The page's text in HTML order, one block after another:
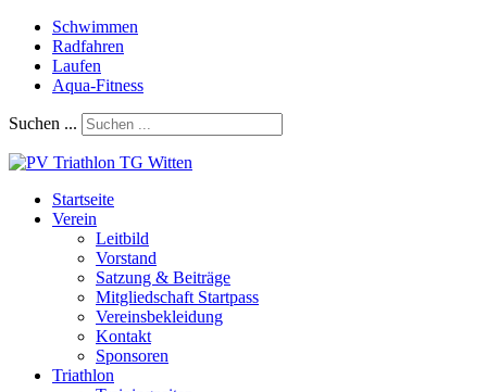
Schwimmen
Radfahren
Laufen
Aqua-Fitness
Suchen ...
Startseite
Verein
Leitbild
Vorstand
Satzung & Beiträge
Mitgliedschaft Startpass
Vereinsbekleidung
Kontakt
Sponsoren
Triathlon